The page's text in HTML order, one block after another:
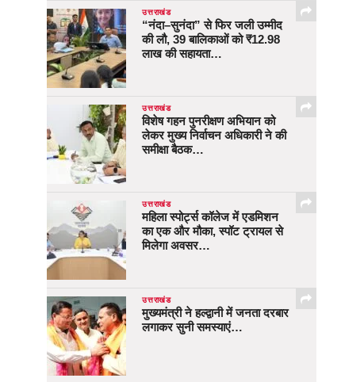
उत्तराखंड
“नंदा–सुनंदा” से फिर जली उम्मीद
की लौ, 39 बालिकाओं को ₹12.98
लाख की सहायता…
उत्तराखंड
विशेष गहन पुनरीक्षण अभियान को
लेकर मुख्य निर्वाचन अधिकारी ने की
समीक्षा बैठक…
उत्तराखंड
महिला स्पोर्ट्स कॉलेज में एडमिशन
का एक और मौका, स्पॉट ट्रायल से
मिलेगा अवसर…
उत्तराखंड
मुख्यमंत्री ने हल्द्वानी में जनता दरबार
लगाकर सुनी समस्याएं…